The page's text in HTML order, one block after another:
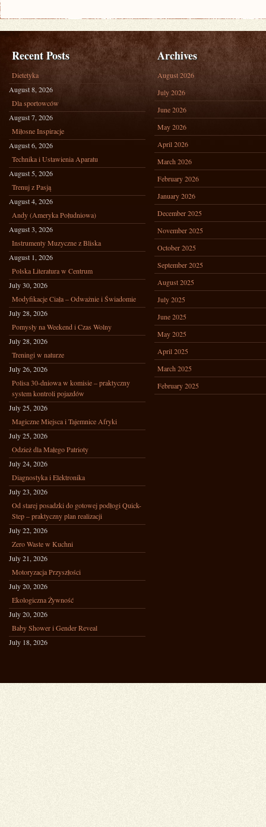
Recent Posts
Dietetyka
August 8, 2026
Dla sportowców
August 7, 2026
Miłosne Inspiracje
August 6, 2026
Technika i Ustawienia Aparatu
August 5, 2026
Trenuj z Pasją
August 4, 2026
Andy (Ameryka Południowa)
August 3, 2026
Instrumenty Muzyczne z Bliska
August 1, 2026
Polska Literatura w Centrum
July 30, 2026
Modyfikacje Ciała – Odważnie i Świadomie
July 28, 2026
Pomysły na Weekend i Czas Wolny
July 28, 2026
Treningi w naturze
July 26, 2026
Polisa 30-dniowa w komisie – praktyczny
system kontroli pojazdów
July 25, 2026
Magiczne Miejsca i Tajemnice Afryki
July 25, 2026
Odzież dla Małego Patrioty
July 24, 2026
Diagnostyka i Elektronika
July 23, 2026
Od starej posadzki do gotowej podłogi Quick-
Step – praktyczny plan realizacji
July 22, 2026
Zero Waste w Kuchni
July 21, 2026
Motoryzacja Przyszłości
July 20, 2026
Ekologiczna Żywność
July 20, 2026
Baby Shower i Gender Reveal
July 18, 2026
Archives
August 2026
July 2026
June 2026
May 2026
April 2026
March 2026
February 2026
January 2026
December 2025
November 2025
October 2025
September 2025
August 2025
July 2025
June 2025
May 2025
April 2025
March 2025
February 2025